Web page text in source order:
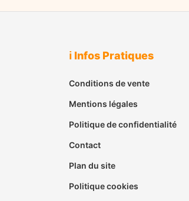
ℹ️ Infos Pratiques
Conditions de vente
Mentions légales
Politique de confidentialité
Contact
Plan du site
Politique cookies